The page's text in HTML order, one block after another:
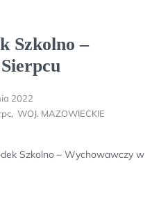
Szkolno –
2022
, WOJ. MAZOWIECKIE
Szkolno – Wychowawczy w